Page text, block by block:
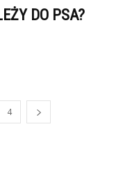
DO PSA?
4